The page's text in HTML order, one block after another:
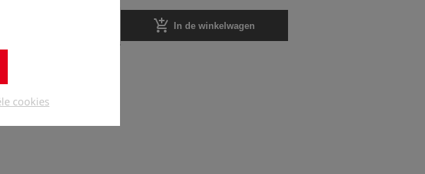
cookies
add_shopping_cart In de winkelwagen